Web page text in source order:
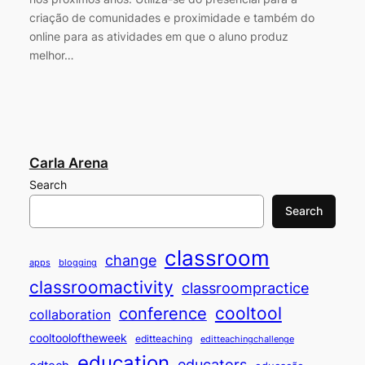
criação de comunidades e proximidade e também do
online para as atividades em que o aluno produz
melhor…
Carla Arena
Search
Search
apps blogging change classroom
classroomactivity classroompractice
collaboration conference cooltool
cooltooloftheweek editteaching editteachingchallenge